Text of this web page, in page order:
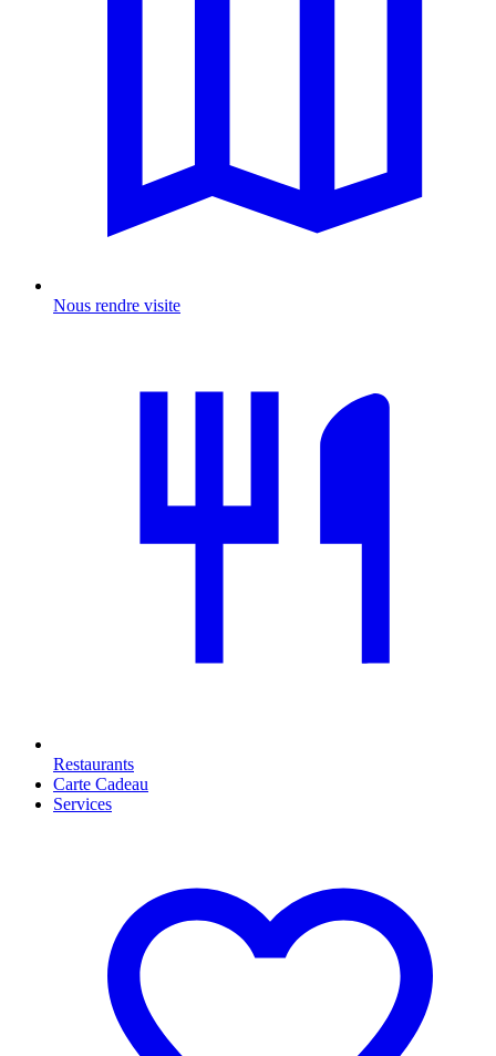
Nous rendre visite
Restaurants
Carte Cadeau
Services